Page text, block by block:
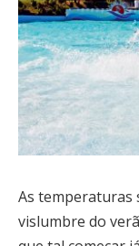
As temperaturas
vislumbre do